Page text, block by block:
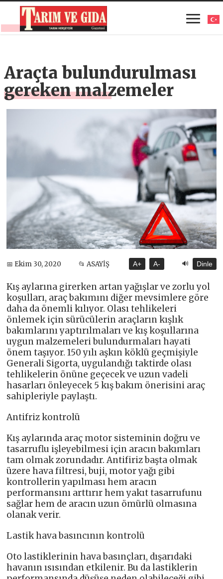
Araçta bulundurulması
gereken malzemeler
📅 Ekim 30, 2020 📂 ASAYİŞ A+ A- 🔊 Dinle
Kış aylarına girerken artan yağışlar ve zorlu yol
koşulları, araç bakımını diğer mevsimlere göre
daha da önemli kılıyor. Olası tehlikeleri
önlemek için sürücülerin araçların kışlık
bakımlarını yaptırılmaları ve kış koşullarına
uygun malzemeleri bulundurmaları hayati
önem taşıyor. 150 yılı aşkın köklü geçmişiyle
Generali Sigorta, uygulandığı taktirde olası
tehlikelerin önüne geçecek ve uzun vadeli
hasarları önleyecek 5 kış bakım önerisini araç
sahipleriyle paylaştı.
Antifriz kontrolü
Kış aylarında araç motor sisteminin doğru ve
tasarruflu işleyebilmesi için aracın bakımları
tam olmak zorundadır. Antifiriz başta olmak
üzere hava filtresi, buji, motor yağı gibi
kontrollerin yapılması hem aracın
performansını arttırır hem yakıt tasarrufunu
sağlar hem de aracın uzun ömürlü olmasına
olanak verir.
Lastik hava basıncının kontrolü
Oto lastiklerinin hava basınçları, dışarıdaki
havanın ısısından etkilenir. Bu da lastiklerin